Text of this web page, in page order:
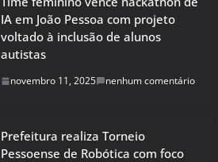
IA em João Pessoa com projeto
voltado à inclusão de alunos
autistas
novembro 11, 2025 nenhum comentário
Prefeitura realiza Torneio
Pessoense de Robótica com foco